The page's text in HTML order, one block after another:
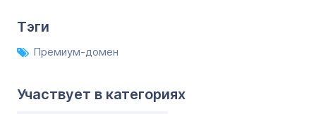
Тэги
Премиум-домен
Участвует в категориях